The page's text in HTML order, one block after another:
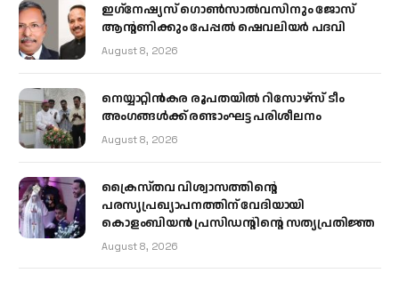
ഇഗ്‌നേഷ്യസ് ഗൊൺസാൽവസിനും ജോസ്
ആന്റണിക്കും പേപ്പൽ ഷെവലിയർ പദവി
August 8, 2026
നെയ്യാറ്റിൻകര രൂപതയിൽ റിസോഴ്സ് ടീം
അംഗങ്ങൾക്ക് രണ്ടാംഘട്ട പരിശീലനം
August 8, 2026
ക്രൈസ്തവ വിശ്വാസത്തിന്റെ
പരസ്യപ്രഖ്യാപനത്തിന് വേദിയായി
കൊളംബിയൻ പ്രസിഡന്റിന്റെ സത്യപ്രതിജ്ഞ
August 8, 2026